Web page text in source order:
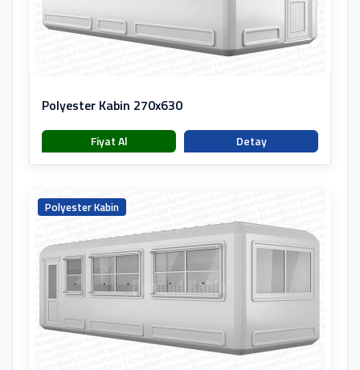
Polyester Kabin 270x630
Fiyat Al Detay
Polyester Kabin